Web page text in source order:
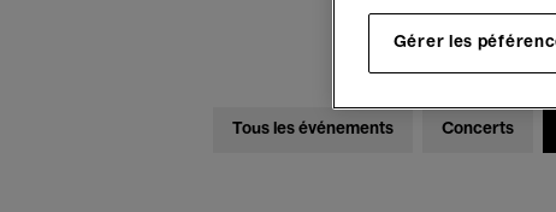
Tous les événements Concerts
Gérer les